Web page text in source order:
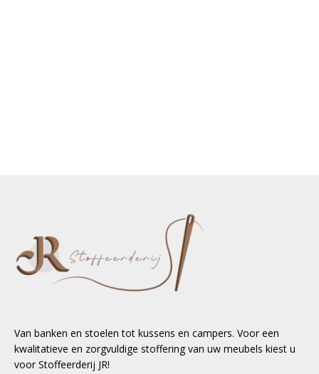
Van banken en stoelen tot kussens en campers. Voor een
kwalitatieve en zorgvuldige stoffering van uw meubels kiest u
voor Stoffeerderij JR!